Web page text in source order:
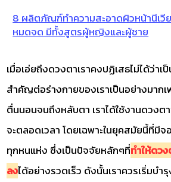
8 ผลิตภัณฑ์ทำความสะอาดผิวหน้านีเวี
หมดจด มีทั้งสูตรผู้หญิงและผู้ชาย
เมื่อเอ่ยถึงดวงตาเราคงปฏิเสธไม่ได้ว่า
สำคัญต่อร่างกายของเราเป็นอย่างมากเ
ตื่นนอนจนถึงหลับตา เราได้ใช้งานดวงต
จะตลอดเวลา โดยเฉพาะในยุคสมัยนี้ที่มี
ทุกหนแห่ง ซึ่งเป็นปัจจัยหลักๆที่ทำให้ดว
ลงได้อย่างรวดเร็ว ดังนั้นเราควรเริ่มบ